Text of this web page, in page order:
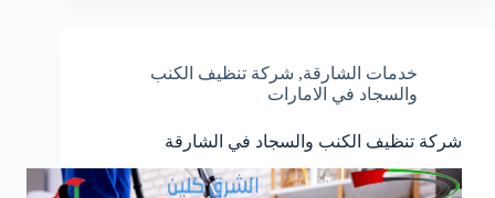
خدمات الشارقة, شركة تنظيف الكنب
والسجاد في الامارات
شركة تنظيف الكنب والسجاد في الشارقة